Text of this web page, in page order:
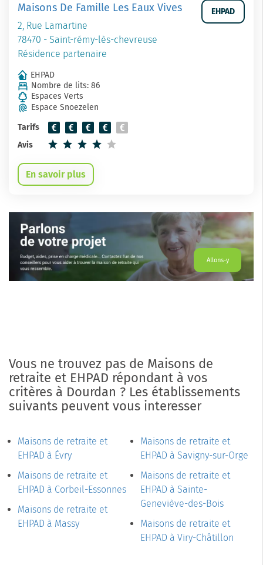
Maisons De Famille Les Eaux Vives
2, Rue Lamartine
78470 - Saint-rémy-lès-chevreuse
Résidence partenaire
EHPAD
EHPAD
Nombre de lits: 86
Espaces Verts
Espace Snoezelen
Tarifs
Avis
En savoir plus
Allons-y
Vous ne trouvez pas de Maisons de
retraite et EHPAD répondant à vos
critères à Dourdan ? Les établissements
suivants peuvent vous interesser
Maisons de retraite et
EHPAD à Évry
Maisons de retraite et
EHPAD à Corbeil-Essonnes
Maisons de retraite et
EHPAD à Massy
Maisons de retraite et
EHPAD à Savigny-sur-Orge
Maisons de retraite et
EHPAD à Sainte-
Geneviève-des-Bois
Maisons de retraite et
EHPAD à Viry-Châtillon